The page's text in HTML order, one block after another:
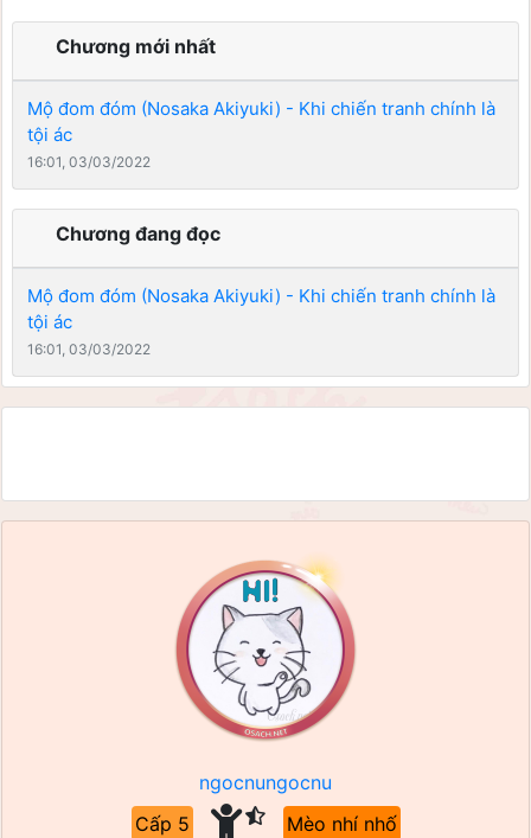
Chương mới nhất
Mộ đom đóm (Nosaka Akiyuki) - Khi chiến tranh chính là
tội ác
16:01, 03/03/2022
Chương đang đọc
Mộ đom đóm (Nosaka Akiyuki) - Khi chiến tranh chính là
tội ác
16:01, 03/03/2022
ngocnungocnu
Cấp 5
Mèo nhí nhố